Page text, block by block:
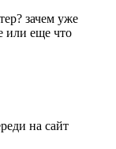
зачем уже
или еще что
на сайт